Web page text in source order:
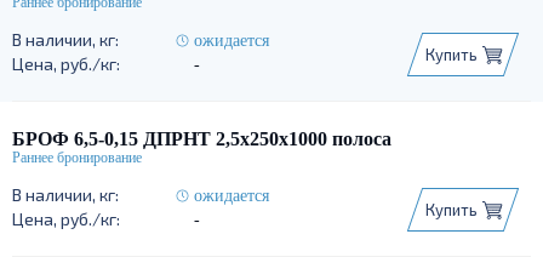
ожидается
-
Купить
БРОФ 6,5-0,15 ДПРНТ 2,5х250х1000 полоса
ожидается
-
Купить